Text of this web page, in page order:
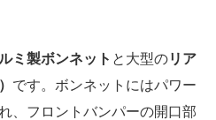
ミ製ボンネット と大型のリア
です。ボンネットにはパワー
、フロントバンパーの開口部